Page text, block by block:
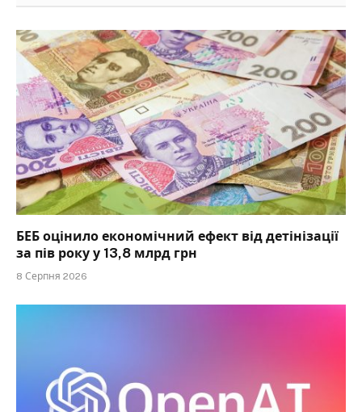
БЕБ оцінило економічний ефект від детінізації
за пів року у 13,8 млрд грн
8 Серпня 2026